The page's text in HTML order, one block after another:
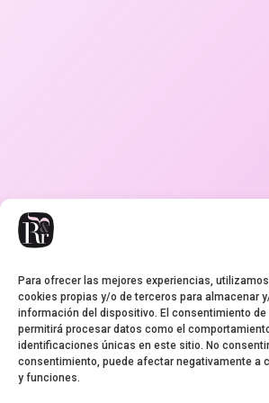
Para ofrecer las mejores experiencias,
cookies propias y/o de terceros para almacenar
información del dispositivo. El consentimiento
permitirá procesar datos como el
identificaciones únicas en este sitio. No consentir
consentimiento, puede afectar negativamente a
y funciones.